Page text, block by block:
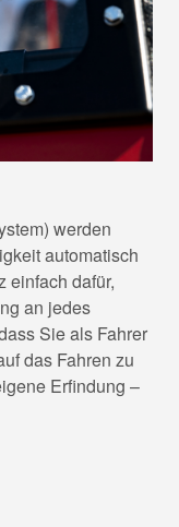
werden
automatisch
einfach dafür,
an jedes
Sie als Fahrer
das Fahren zu
Erfindung –